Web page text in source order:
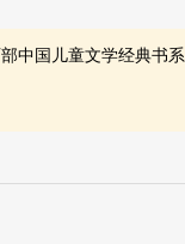
中国儿童文学经典书系